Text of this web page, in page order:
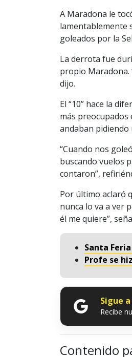
A Maradona le
lamentablemente
goleados por la
La derrota fue
propio Maradona.
dijo.
El “10” hace la
más preocupados
andaban pidiendo
“Cuando nos
buscando vuelos
contaron”,
Por último aclaró
nunca lo va a ver
él me quiere”,
Santa
Profe se
Sigue
Recibe
Contenido